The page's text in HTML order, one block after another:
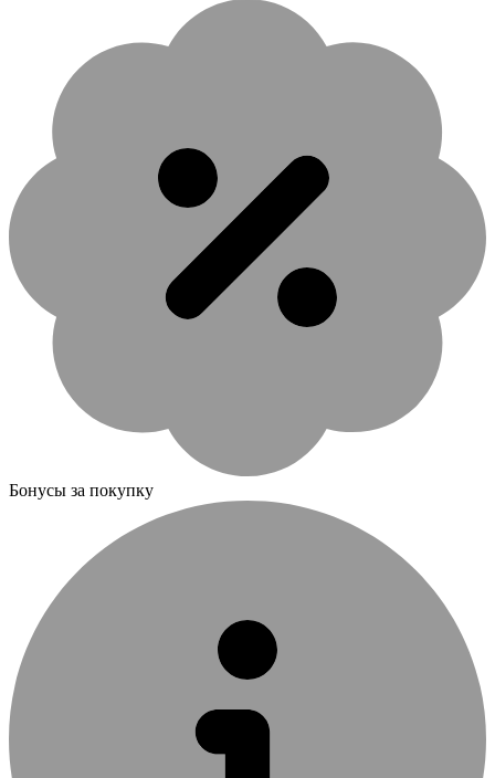
Бонусы за покупку